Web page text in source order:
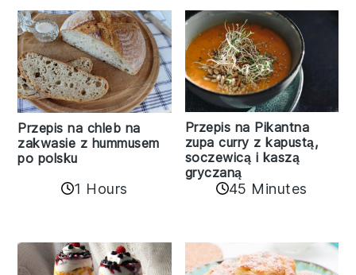
Przepis na chleb na
zakwasie z hummusem
po polsku
1 Hours
Przepis na Pikantna
zupa curry z kapustą,
soczewicą i kaszą
gryczaną
45 Minutes